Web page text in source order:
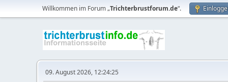
Willkommen im Forum „Trichterbrustforum.de“.
09. August 2026, 12:24:25